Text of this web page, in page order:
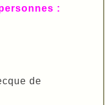
:
de